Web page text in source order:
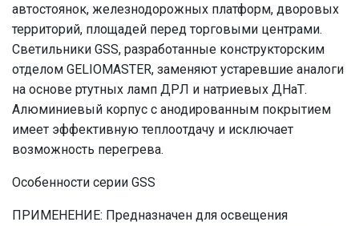
автостоянок, железнодорожных платформ, дворовых
территорий, площадей перед торговыми центрами.
Светильники GSS, разработанные конструкторским
отделом GELIOMASTER, заменяют устаревшие аналоги
на основе ртутных ламп ДРЛ и натриевых ДНаТ.
Алюминиевый корпус с анодированным покрытием
имеет эффективную теплоотдачу и исключает
возможность перегрева.
Особенности серии GSS
ПРИМЕНЕНИЕ: Предназначен для освещения